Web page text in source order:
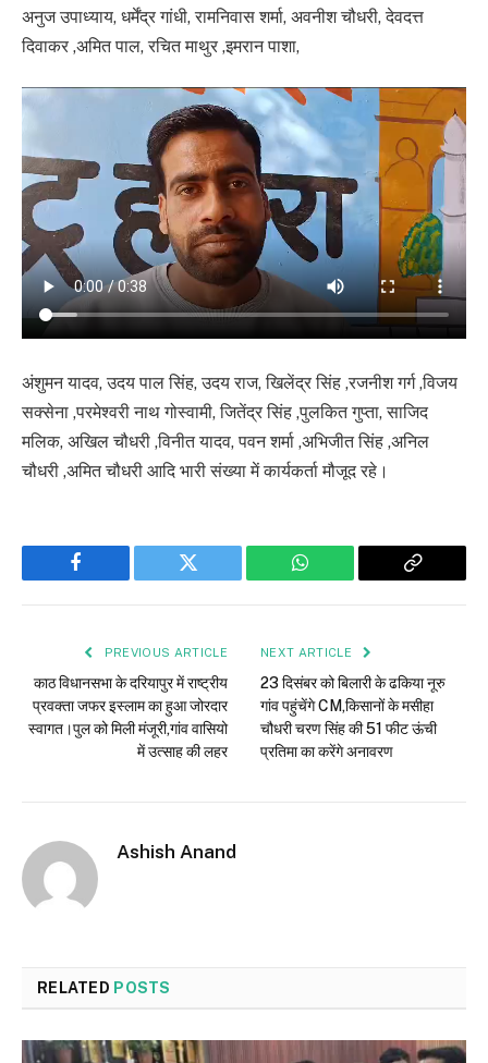
अनुज उपाध्याय, धर्मेंद्र गांधी, रामनिवास शर्मा, अवनीश चौधरी, देवदत्त
दिवाकर ,अमित पाल, रचित माथुर ,इमरान पाशा,
अंशुमन यादव, उदय पाल सिंह, उदय राज, खिलेंद्र सिंह ,रजनीश गर्ग ,विजय
सक्सेना ,परमेश्वरी नाथ गोस्वामी, जितेंद्र सिंह ,पुलकित गुप्ता, साजिद
मलिक, अखिल चौधरी ,विनीत यादव, पवन शर्मा ,अभिजीत सिंह ,अनिल
चौधरी ,अमित चौधरी आदि भारी संख्या में कार्यकर्ता मौजूद रहे।
Facebook Twitter WhatsApp
Copy
PREVIOUS ARTICLE
काठ विधानसभा के दरियापुर में राष्ट्रीय
प्रवक्ता जफर इस्लाम का हुआ जोरदार
स्वागत।पुल को मिली मंजूरी,गांव वासियो
में उत्साह की लहर
NEXT ARTICLE
23 दिसंबर को बिलारी के ढकिया नूरु
गांव पहुंचेंगे CM,किसानों के मसीहा
चौधरी चरण सिंह की 51 फीट ऊंची
प्रतिमा का करेंगे अनावरण
Ashish Anand
RELATED POSTS